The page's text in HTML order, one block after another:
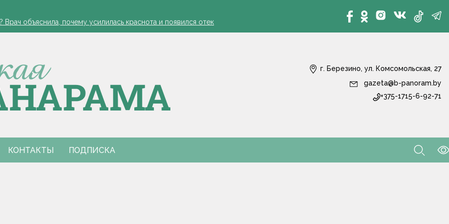
Рябов рассказал о погоде с 10 по 16 августа
объяснила, почему усилилась краснота и появился отек
праздником
в реанимации
Рябов рассказал о погоде с 10 по 16 августа
объяснила, почему усилилась краснота и появился отек
праздником
в реанимации
г. Березино, ул. Комсомольская, 27
gazeta@b-panoram.by
+375-1715-6-92-71
КОНТАКТЫ ПОДПИСКА